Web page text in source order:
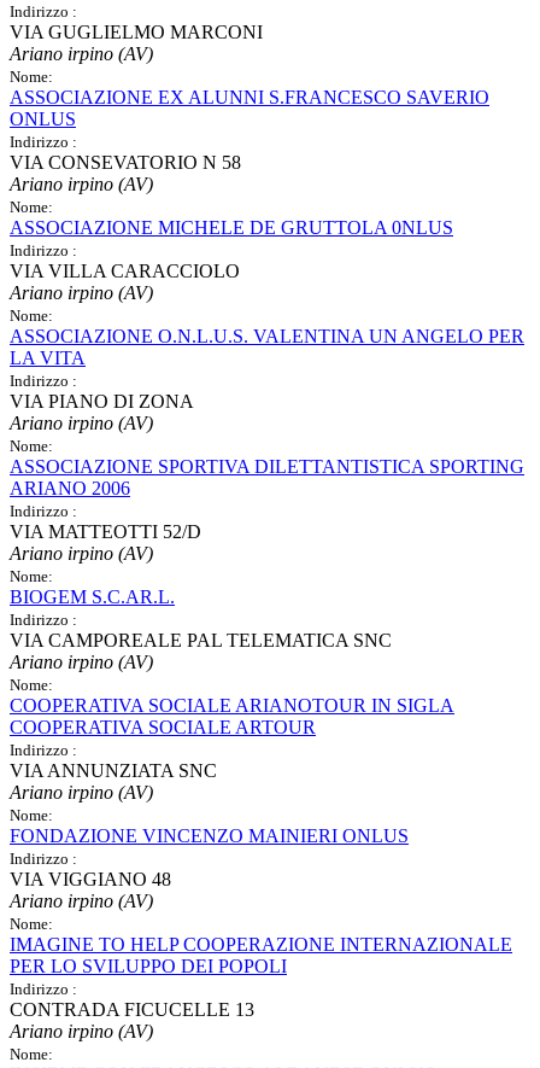
Indirizzo :
VIA GUGLIELMO MARCONI
Ariano irpino (AV)
Nome:
ASSOCIAZIONE EX ALUNNI S.FRANCESCO SAVERIO
ONLUS
Indirizzo :
VIA CONSEVATORIO N 58
Ariano irpino (AV)
Nome:
ASSOCIAZIONE MICHELE DE GRUTTOLA 0NLUS
Indirizzo :
VIA VILLA CARACCIOLO
Ariano irpino (AV)
Nome:
ASSOCIAZIONE O.N.L.U.S. VALENTINA UN ANGELO PER
LA VITA
Indirizzo :
VIA PIANO DI ZONA
Ariano irpino (AV)
Nome:
ASSOCIAZIONE SPORTIVA DILETTANTISTICA SPORTING
ARIANO 2006
Indirizzo :
VIA MATTEOTTI 52/D
Ariano irpino (AV)
Nome:
BIOGEM S.C.AR.L.
Indirizzo :
VIA CAMPOREALE PAL TELEMATICA SNC
Ariano irpino (AV)
Nome:
COOPERATIVA SOCIALE ARIANOTOUR IN SIGLA
COOPERATIVA SOCIALE ARTOUR
Indirizzo :
VIA ANNUNZIATA SNC
Ariano irpino (AV)
Nome:
FONDAZIONE VINCENZO MAINIERI ONLUS
Indirizzo :
VIA VIGGIANO 48
Ariano irpino (AV)
Nome:
IMAGINE TO HELP COOPERAZIONE INTERNAZIONALE
PER LO SVILUPPO DEI POPOLI
Indirizzo :
CONTRADA FICUCELLE 13
Ariano irpino (AV)
Nome: